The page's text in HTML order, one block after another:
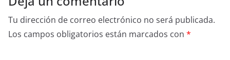
Tu dirección de correo electrónico no será publicada.
Los campos obligatorios están marcados con *